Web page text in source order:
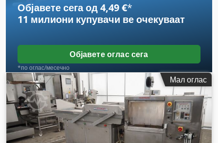
Објавете сега од 4,49 €*
11 милиони купувачи ве очекуваат
Објавете оглас сега
*по оглас/месечно
Мал оглас